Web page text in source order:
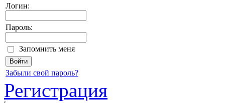
Логин:
Пароль:
Запомнить меня
Забыли свой пароль?
Регистрация